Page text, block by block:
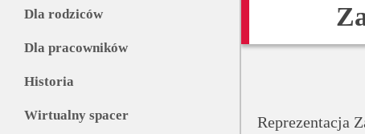
Dla rodziców
Dla pracowników
Historia
Wirtualny spacer
Reprezentacja